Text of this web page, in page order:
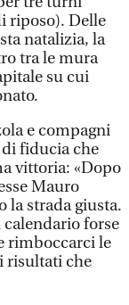
riposo). Delle
natalizia, la
tra le mura
su cui
e compagni
fiducia che
vittoria: «Dopo
Mauro
la strada giusta.
forse
rimboccarci le
risultati che